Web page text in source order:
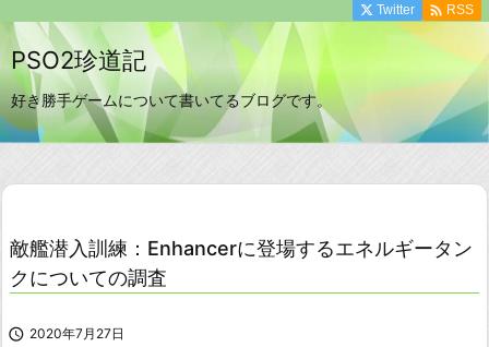
PSO2珍道記
好き勝手ゲームについて書いてるブログです。
Twitter  RSS
敵艦潜入訓練：Enhancerに登場するエネルギータン
クについての調査
 2020年7月27日